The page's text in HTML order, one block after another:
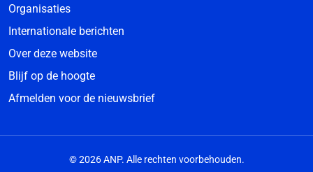
Organisaties
Internationale berichten
Over deze website
Blijf op de hoogte
Afmelden voor de nieuwsbrief
© 2026 ANP. Alle rechten voorbehouden.